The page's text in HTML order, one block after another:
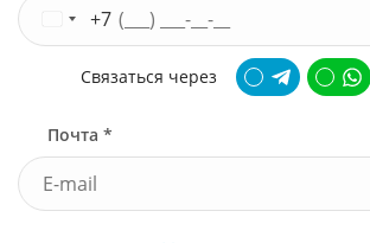
+7
Связаться через
Почта *